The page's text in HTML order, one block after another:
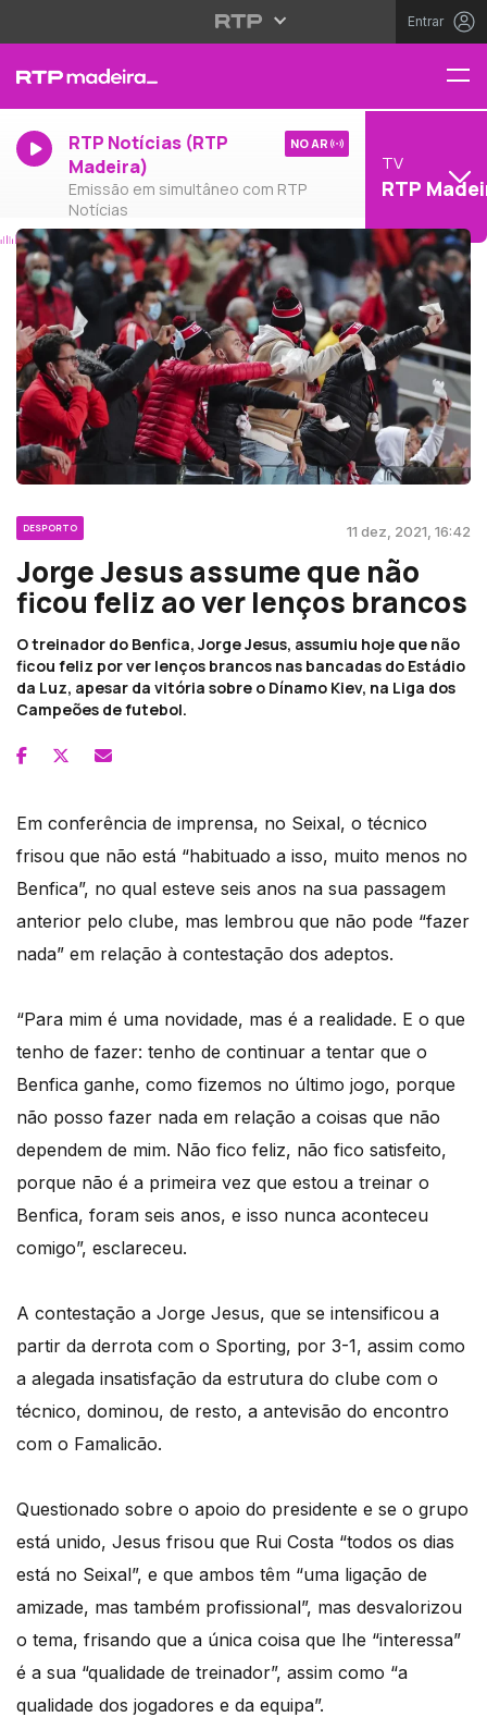
Entrar
RTP Notícias (RTP
Madeira)
Emissão em simultâneo com RTP
Notícias
NO AR
TV
RTP
DESPORTO 11 dez, 2021, 16:42
Jorge Jesus assume que não
ficou feliz ao ver lenços brancos
O treinador do Benfica, Jorge Jesus, assumiu hoje que não
ficou feliz por ver lenços brancos nas bancadas do Estádio
da Luz, apesar da vitória sobre o Dínamo Kiev, na Liga dos
Campeões de futebol.
Em conferência de imprensa, no Seixal, o técnico
frisou que não está “habituado a isso, muito menos no
Benfica”, no qual esteve seis anos na sua passagem
anterior pelo clube, mas lembrou que não pode “fazer
nada” em relação à contestação dos adeptos.
“Para mim é uma novidade, mas é a realidade. E o que
tenho de fazer: tenho de continuar a tentar que o
Benfica ganhe, como fizemos no último jogo, porque
não posso fazer nada em relação a coisas que não
dependem de mim. Não fico feliz, não fico satisfeito,
porque não é a primeira vez que estou a treinar o
Benfica, foram seis anos, e isso nunca aconteceu
comigo”, esclareceu.
A contestação a Jorge Jesus, que se intensificou a
partir da derrota com o Sporting, por 3-1, assim como
a alegada insatisfação da estrutura do clube com o
técnico, dominou, de resto, a antevisão do encontro
com o Famalicão.
Questionado sobre o apoio do presidente e se o grupo
está unido, Jesus frisou que Rui Costa “todos os dias
está no Seixal”, e que ambos têm “uma ligação de
amizade, mas também profissional”, mas desvalorizou
o tema, frisando que a única coisa que lhe “interessa”
é a sua “qualidade de treinador”, assim como “a
qualidade dos jogadores e da equipa”.